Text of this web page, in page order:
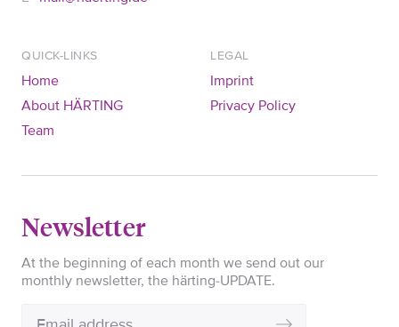
QUICK-LINKS
Home
About HÄRTING
Team
LEGAL
Imprint
Privacy Policy
Newsletter
At the beginning of each month we send out our
monthly newsletter, the härting-UPDATE.